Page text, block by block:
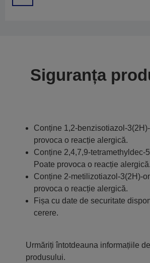
Siguranța
Conține 1,2-benzisotiazol-
provoca o reacție alergică.
Conține 2,4,7,9-tetramethyldec-
Poate provoca o reacție alergică.
Conține 2-metilizotiazol-3(2H)-
provoca o reacție alergică.
Fișa cu date de securitate
cerere.
Urmăriți întotdeauna informațiile
produsului.